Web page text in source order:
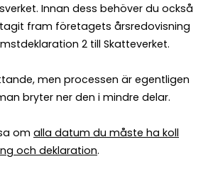
Innan dess behöver du också
fram företagets årsredovisning
2 till Skatteverket.
men processen är egentligen
bryter ner den i mindre delar.
om alla datum du måste ha koll
och deklaration.